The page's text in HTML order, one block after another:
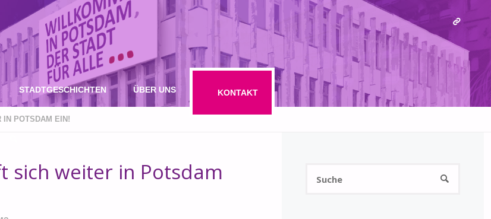
STADTGESCHICHTEN ÜBER UNS KONTAKT
IN POTSDAM EIN!
sich weiter in Potsdam
SUCHE